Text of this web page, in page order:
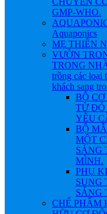
GMP-WHO.
Aquaponics
MẸ THIÊN
VƯỜN
TRONG
trồng các loại
khách sang
BỘ
TỪ ĐÓ
YÊU
BỘ
MỘT
SÁNG
MÌNH.
PHỤ
SUNG
SÁNG
CHẾ PHẨM